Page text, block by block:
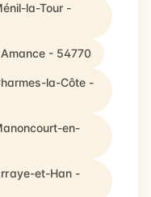
la-Tour -
- 54770
la-Côte -
en-
et-Han -